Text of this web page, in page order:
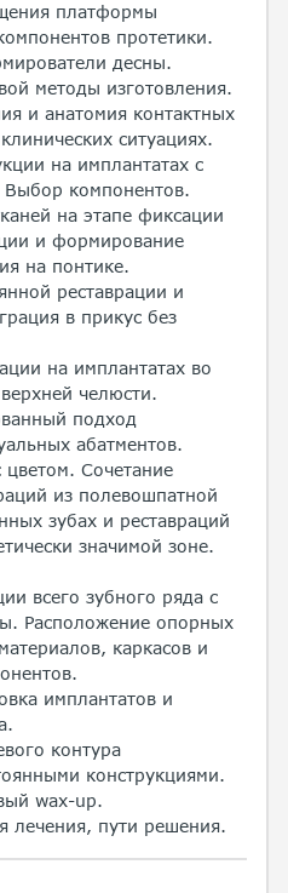
платформы
протетики.
десны.
методы изготовления.
и анатомия контактных
ситуациях.
на имплантатах с
компонентов.
на этапе фиксации
и формирование
на понтике.
реставрации и
в прикус без
на имплантатах во
челюсти.
подход
абатментов.
цветом. Сочетание
из полевошпатной
зубах и реставраций
значимой зоне.
всего зубного ряда с
Расположение опорных
каркасов и
имплантатов и
контура
конструкциями.
wax-up.
лечения, пути решения.